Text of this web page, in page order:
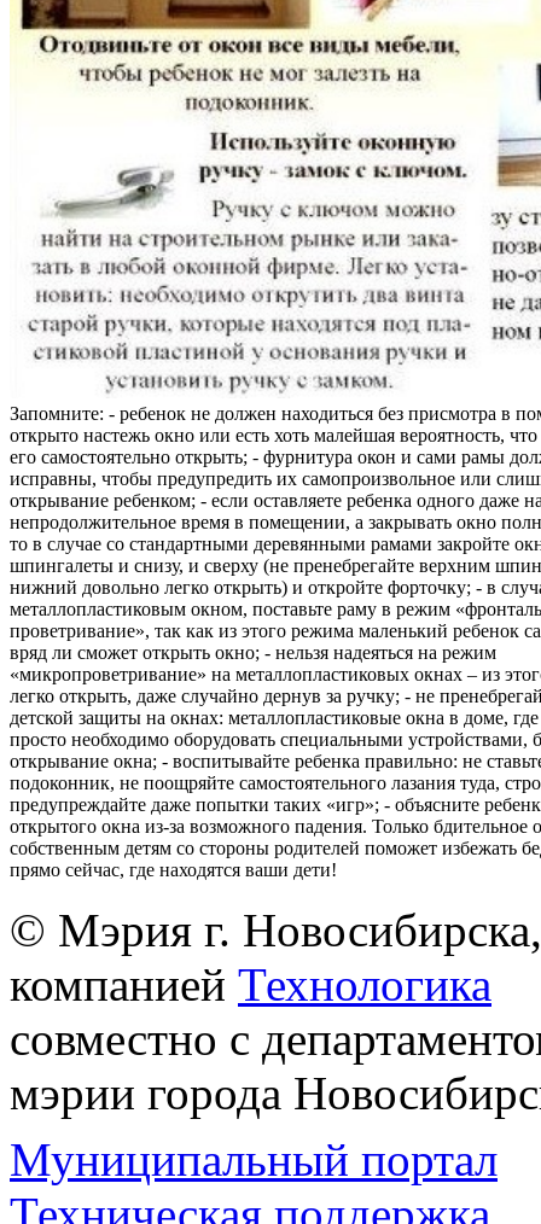
Запомните: - ребенок не должен находиться без присмотра в
открыто настежь окно или есть хоть малейшая вероятность,
его самостоятельно открыть; - фурнитура окон и сами рамы
исправны, чтобы предупредить их самопроизвольное или
открывание ребенком; - если оставляете ребенка одного даже
непродолжительное время в помещении, а закрывать окно
то в случае со стандартными деревянными рамами закройте
шпингалеты и снизу, и сверху (не пренебрегайте верхним
нижний довольно легко открыть) и откройте форточку; - в
металлопластиковым окном, поставьте раму в режим
проветривание», так как из этого режима маленький ребенок
вряд ли сможет открыть окно; - нельзя надеяться на режим
«микропроветривание» на металлопластиковых окнах – из
легко открыть, даже случайно дернув за ручку; - не
детской защиты на окнах: металлопластиковые окна в доме, где
просто необходимо оборудовать специальными
открывание окна; - воспитывайте ребенка правильно: не
подоконник, не поощряйте самостоятельного лазания туда,
предупреждайте даже попытки таких «игр»; - объясните
открытого окна из-за возможного падения. Только бдительное
собственным детям со стороны родителей поможет избежать
прямо сейчас, где находятся ваши дети!
© Мэрия г.
компанией Технологика
совместно с
мэрии города
Муниципальный портал